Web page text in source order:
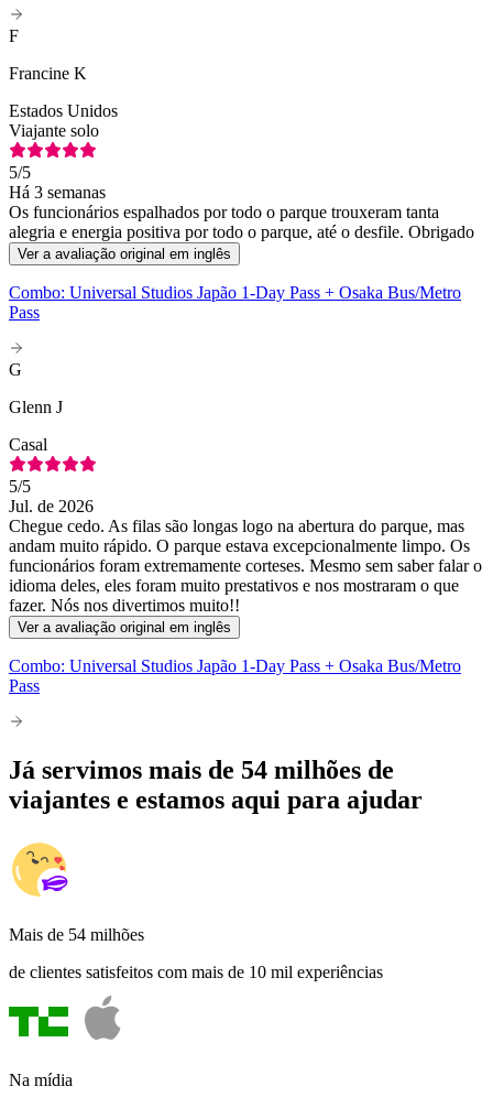
F
Francine K
Estados Unidos
Viajante solo
5/5
Há 3 semanas
Os funcionários espalhados por todo o parque trouxeram tanta
alegria e energia positiva por todo o parque, até o desfile. Obrigado
Ver a avaliação original em inglês
Combo: Universal Studios Japão 1-Day Pass + Osaka Bus/Metro
Pass
G
Glenn J
Casal
5/5
Jul. de 2026
Chegue cedo. As filas são longas logo na abertura do parque, mas
andam muito rápido. O parque estava excepcionalmente limpo. Os
funcionários foram extremamente corteses. Mesmo sem saber falar o
idioma deles, eles foram muito prestativos e nos mostraram o que
fazer. Nós nos divertimos muito!!
Ver a avaliação original em inglês
Combo: Universal Studios Japão 1-Day Pass + Osaka Bus/Metro
Pass
Já servimos mais de 54 milhões de
viajantes e estamos aqui para ajudar
Mais de 54 milhões
de clientes satisfeitos com mais de 10 mil experiências
Na mídia